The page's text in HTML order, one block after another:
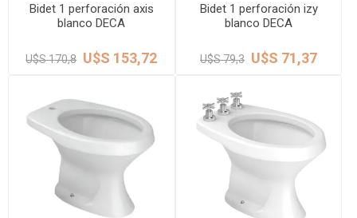
Bidet 1 perforación axis
blanco DECA
U$S 170,8 U$S 153,72
Bidet 1 perforación izy
blanco DECA
U$S 79,3 U$S 71,37